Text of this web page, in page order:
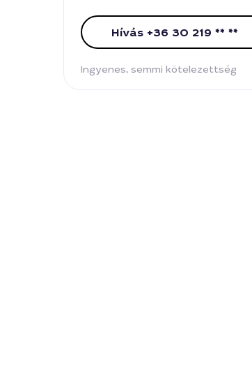
Hívás +36 30 219 ** **
Ingyenes, semmi kötelezettség